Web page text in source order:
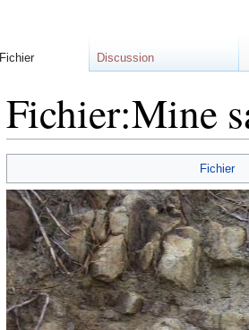
Fichier:Mine
Fichier
Fichier Discussion